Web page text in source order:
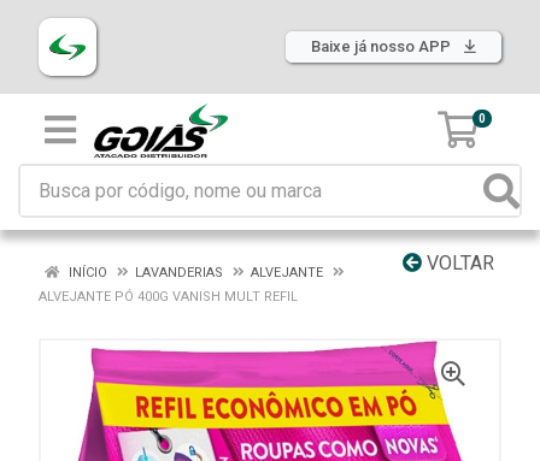
Baixe já nosso APP
0
VOLTAR
INÍCIO LAVANDERIAS
ALVEJANTE
ALVEJANTE PÓ 400G VANISH MULT REFIL